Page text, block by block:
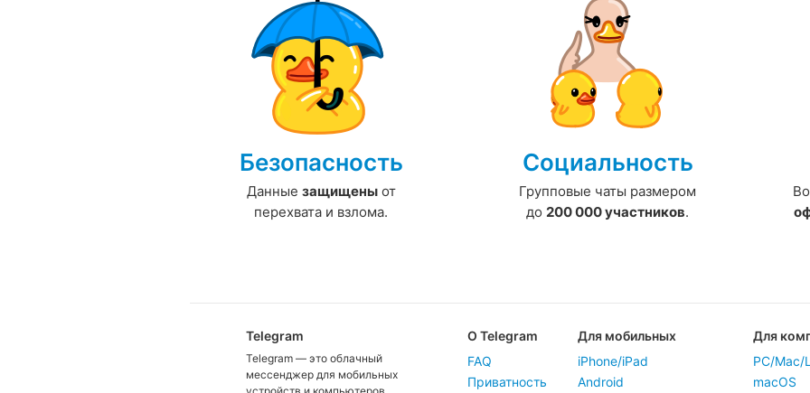
Безопасность
Данные защищеныот
перехвата и взлома.
Социальность
Групповые чаты размером
до 200 000 участников.
Telegram
Telegram — это облачный
мессенджер для мобильных
О Telegram
FAQ
Приватность
Для мобильных
iPhone/iPad
Android
Для
PC/Mac/
macOS